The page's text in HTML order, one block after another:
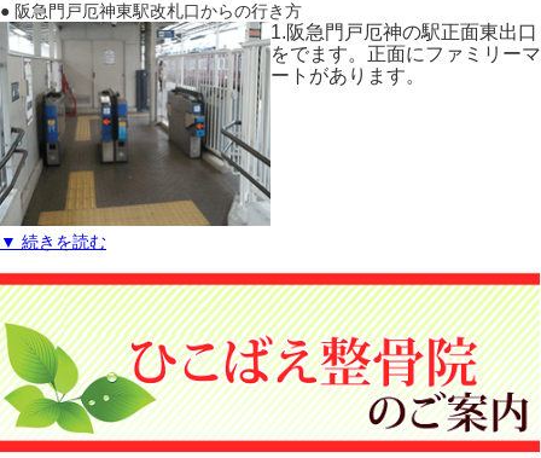
● 阪急門戸厄神東駅改札口からの行き方
1.阪急門戸厄神の駅正面東出口
をでます。正面にファミリーマ
ートがあります。
▼ 続きを読む